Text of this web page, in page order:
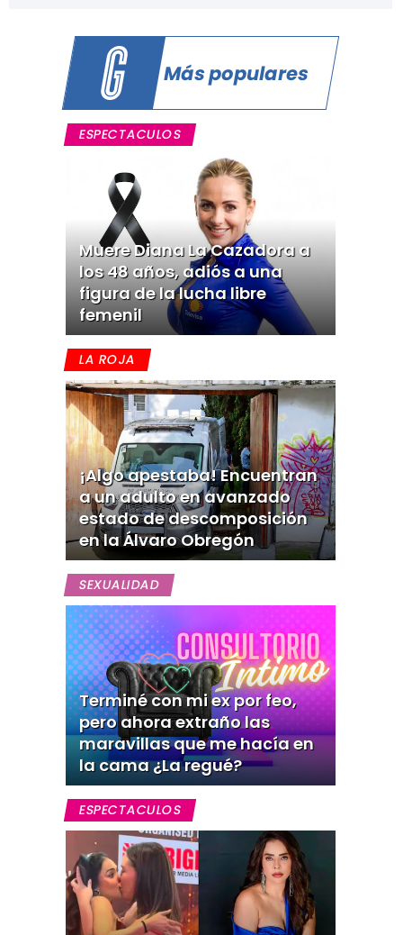
Más populares
ESPECTACULOS
Muere Diana La Cazadora a
los 48 años, adiós a una
figura de la lucha libre
femenil
LA ROJA
¡Algo apestaba! Encuentran
a un adulto en avanzado
estado de descomposición
en la Álvaro Obregón
SEXUALIDAD
Terminé con mi ex por feo,
pero ahora extraño las
maravillas que me hacía en
la cama ¿La regué?
ESPECTACULOS